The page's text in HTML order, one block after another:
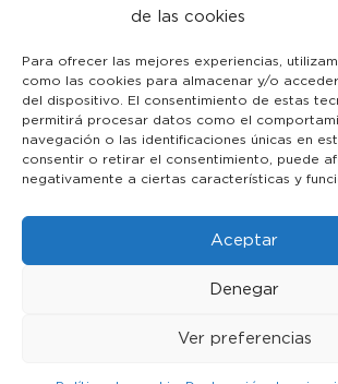
de las cookies
Para ofrecer las mejores experiencias,
como las cookies para almacenar y/o
del dispositivo. El consentimiento de estas
permitirá procesar datos como el
navegación o las identificaciones únicas en
consentir o retirar el consentimiento, puede
negativamente a ciertas características y
Aceptar
Denegar
Ver preferencias
VISITAS GUIADAS
LEGAL
AVISO LEGAL
POLÍTICA DE COOKIES